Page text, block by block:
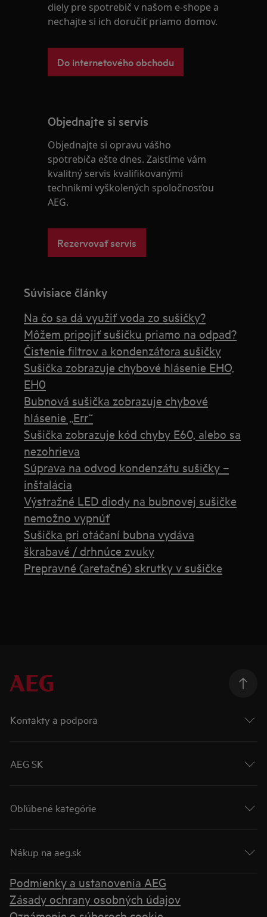
diely pre spotrebič v našom e-shope a
nechajte si ich doručiť priamo domov.
Do internetového obchodu
Objednajte si servis
Objednajte si opravu vášho
spotrebiča ešte dnes. Zaistíme vám
kvalitný servis kvalifikovanými
technikmi vyškolených spoločnosťou
AEG.
Rezervovať servis
Súvisiace články
Na čo sa dá využiť voda zo sušičky?
Môžem pripojiť sušičku priamo na odpad?
Čistenie filtrov a kondenzátora sušičky
Sušička zobrazuje chybové hlásenie EHO,
EH0
Bubnová sušička zobrazuje chybové
hlásenie „Err“
Sušička zobrazuje kód chyby E60, alebo sa
nezohrieva
Súprava na odvod kondenzátu sušičky –
inštalácia
Výstražné LED diody na bubnovej sušičke
nemožno vypnúť
Sušička pri otáčaní bubna vydáva
škrabavé / drhnúce zvuky
Prepravné (aretačné) skrutky v sušičke
Kontakty a podpora
AEG SK
Obľúbené kategórie
Nákup na aeg.sk
Podmienky a ustanovenia AEG
Zásady ochrany osobných údajov